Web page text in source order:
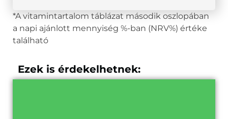
*A vitamintartalom táblázat második oszlopában
a napi ajánlott mennyiség %-ban (NRV%) értéke
található
Ezek is érdekelhetnek: